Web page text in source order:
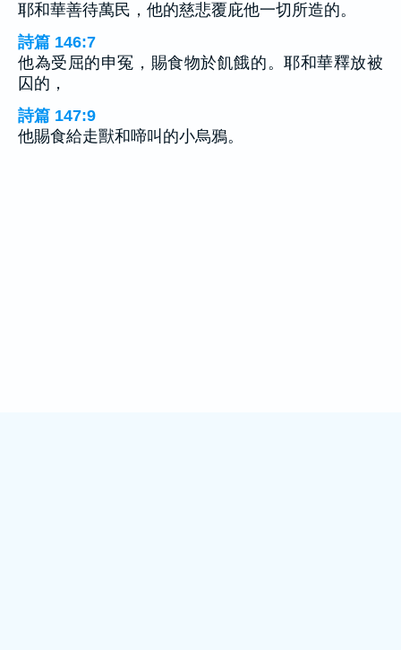
耶和華善待萬民，他的慈悲覆庇他一切所造的。
詩篇 146:7
他為受屈的申冤，賜食物於飢餓的。耶和華釋放被
囚的，
詩篇 147:9
他賜食給走獸和啼叫的小烏鴉。